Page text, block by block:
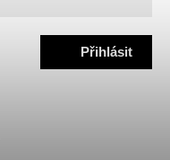
Přihlásit